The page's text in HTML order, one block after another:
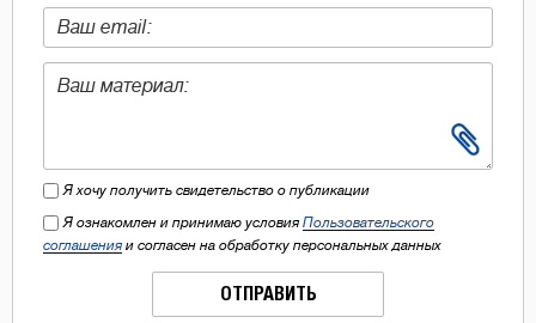
Я хочу получить свидетельство о публикации
Я ознакомлен и принимаю условия Пользовательского
соглашения и согласен на обработку персональных данных
ОТПРАВИТЬ